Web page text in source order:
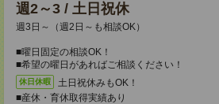
週2～3 / 土日祝休
週3日～（週2日～も相談OK）
■曜日固定の相談OK！
■希望の曜日があればご相談ください！
休日休暇
土日祝休みもOK！
■産休・育休取得実績あり